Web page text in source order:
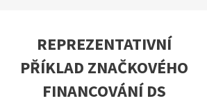
REPREZENTATIVNÍ
PŘÍKLAD ZNAČKOVÉHO
FINANCOVÁNÍ DS